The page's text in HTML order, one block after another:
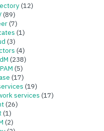
(12)
(89)
(7)
(1)
(3)
(4)
(238)
(5)
(17)
(19)
services (17)
(26)
(1)
(2)